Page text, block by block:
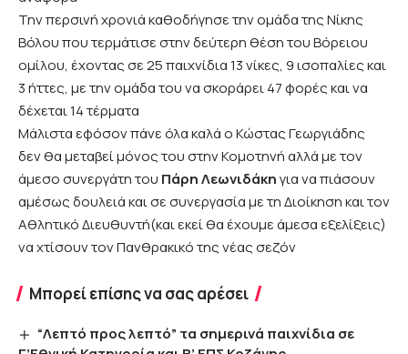
Την περσινή χρονιά καθοδήγησε την ομάδα της Νίκης
Βόλου που τερμάτισε στην δεύτερη θέση του Βόρειου
ομίλου, έχοντας σε 25 παιχνίδια 13 νίκες, 9 ισοπαλίες και
3 ήττες, με την ομάδα του να σκοράρει 47 φορές και να
δέχεται 14 τέρματα
Μάλιστα εφόσον πάνε όλα καλά ο Κώστας Γεωργιάδης
δεν θα μεταβεί μόνος του στην Κομοτηνή αλλά με τον
άμεσο συνεργάτη του Πάρη Λεωνιδάκηγια να πιάσουν
αμέσως δουλειά και σε συνεργασία με τη Διοίκηση και τον
Αθλητικό Διευθυντή(και εκεί θα έχουμε άμεσα εξελίξεις)
να χτίσουν τον Πανθρακικό της νέας σεζόν
Μπορεί επίσης να σας αρέσει
“Λεπτό προς λεπτό” τα σημερινά παιχνίδια σε